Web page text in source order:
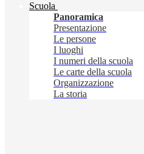
Scuola
Panoramica
Presentazione
Le persone
I luoghi
I numeri della scuola
Le carte della scuola
Organizzazione
La storia